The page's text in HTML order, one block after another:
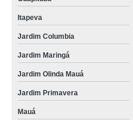
Itapeva
Jardim Columbia
Jardim Maringá
Jardim Olinda Mauá
Jardim Primavera
Mauá